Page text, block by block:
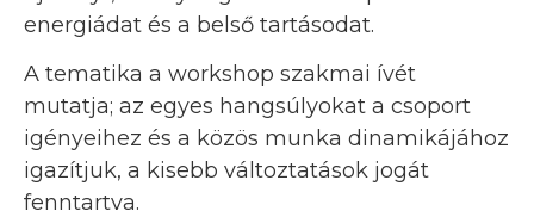
energiádat és a belső tartásodat.
A tematika a workshop szakmai ívét
mutatja; az egyes hangsúlyokat a csoport
igényeihez és a közös munka dinamikájához
igazítjuk, a kisebb változtatások jogát
fenntartva.